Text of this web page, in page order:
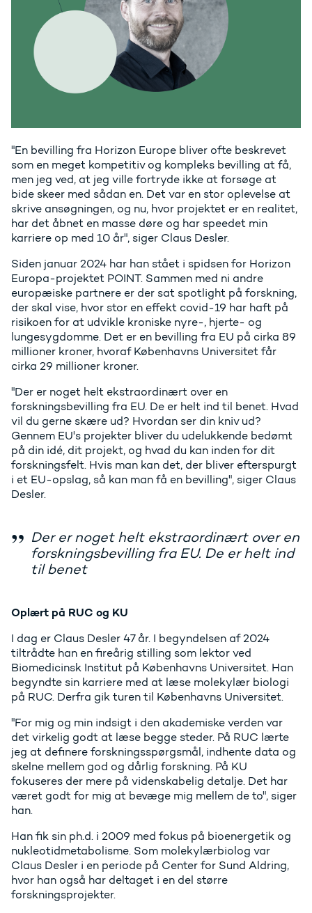
"En bevilling fra Horizon Europe bliver ofte beskrevet
som en meget kompetitiv og kompleks bevilling at få,
men jeg ved, at jeg ville fortryde ikke at forsøge at
bide skeer med sådan en. Det var en stor oplevelse at
skrive ansøgningen, og nu, hvor projektet er en realitet,
har det åbnet en masse døre og har speedet min
karriere op med 10 år", siger Claus Desler.
Siden januar 2024 har han stået i spidsen for Horizon
Europa-projektet POINT. Sammen med ni andre
europæiske partnere er der sat spotlight på forskning,
der skal vise, hvor stor en effekt covid-19 har haft på
risikoen for at udvikle kroniske nyre-, hjerte- og
lungesygdomme. Det er en bevilling fra EU på cirka 89
millioner kroner, hvoraf Københavns Universitet får
cirka 29 millioner kroner.
"Der er noget helt ekstraordinært over en
forskningsbevilling fra EU. De er helt ind til benet. Hvad
vil du gerne skære ud? Hvordan ser din kniv ud?
Gennem EU's projekter bliver du udelukkende bedømt
på din idé, dit projekt, og hvad du kan inden for dit
forskningsfelt. Hvis man kan det, der bliver efterspurgt
i et EU-opslag, så kan man få en bevilling", siger Claus
Desler.
Der er noget helt ekstraordinært over en
forskningsbevilling fra EU. De er helt ind
til benet
Oplært på RUC og KU
I dag er Claus Desler 47 år. I begyndelsen af 2024
tiltrådte han en fireårig stilling som lektor ved
Biomedicinsk Institut på Københavns Universitet. Han
begyndte sin karriere med at læse molekylær biologi
på RUC. Derfra gik turen til Københavns Universitet.
"For mig og min indsigt i den akademiske verden var
det virkelig godt at læse begge steder. På RUC lærte
jeg at definere forskningsspørgsmål, indhente data og
skelne mellem god og dårlig forskning. På KU
fokuseres der mere på videnskabelig detalje. Det har
været godt for mig at bevæge mig mellem de to", siger
han.
Han fik sin ph.d. i 2009 med fokus på bioenergetik og
nukleotidmetabolisme. Som molekylærbiolog var
Claus Desler i en periode på Center for Sund Aldring,
hvor han også har deltaget i en del større
forskningsprojekter.